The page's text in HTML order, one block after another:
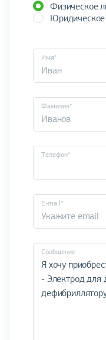
Физическое
Имя*
Фамилия*
Телефон*
E-mail*
Cообщение